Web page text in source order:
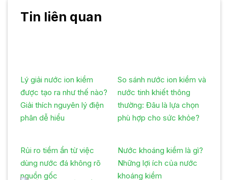
Tin liên quan
Lý giải nước ion kiềm
được tạo ra như thế nào?
Giải thích nguyên lý điện
phân dễ hiểu
So sánh nước ion kiềm và
nước tinh khiết thông
thường: Đâu là lựa chọn
phù hợp cho sức khỏe?
Rủi ro tiềm ẩn từ việc
dùng nước đá không rõ
nguồn gốc
Nước khoáng kiềm là gì?
Những lợi ích của nước
khoáng kiềm